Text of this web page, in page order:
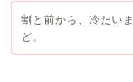
割と前から、冷たい
ど。